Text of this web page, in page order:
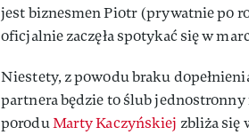
jest biznesmen Piotr (prywatnie po
oficjalnie zaczęła spotykać się w
Niestety, z powodu braku
partnera będzie to ślub
poroduMarty Kaczyńskiej zbliża się